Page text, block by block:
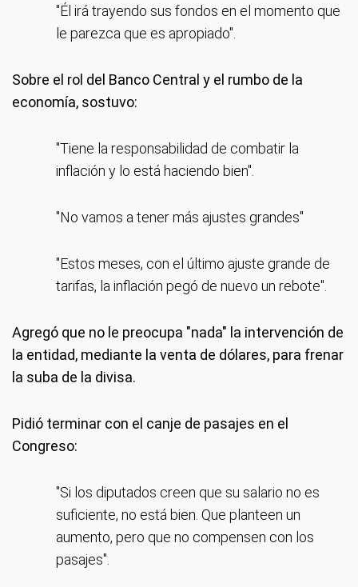
"Él irá trayendo sus fondos en el momento que
le parezca que es apropiado".
Sobre el rol del Banco Central y el rumbo de la
economía, sostuvo:
"Tiene la responsabilidad de combatir la
inflación y lo está haciendo bien".
"No vamos a tener más ajustes grandes"
"Estos meses, con el último ajuste grande de
tarifas, la inflación pegó de nuevo un rebote".
Agregó que no le preocupa "nada" la intervención de
la entidad, mediante la venta de dólares, para frenar
la suba de la divisa.
Pidió terminar con el canje de pasajes en el
Congreso:
"Si los diputados creen que su salario no es
suficiente, no está bien. Que planteen un
aumento, pero que no compensen con los
pasajes".